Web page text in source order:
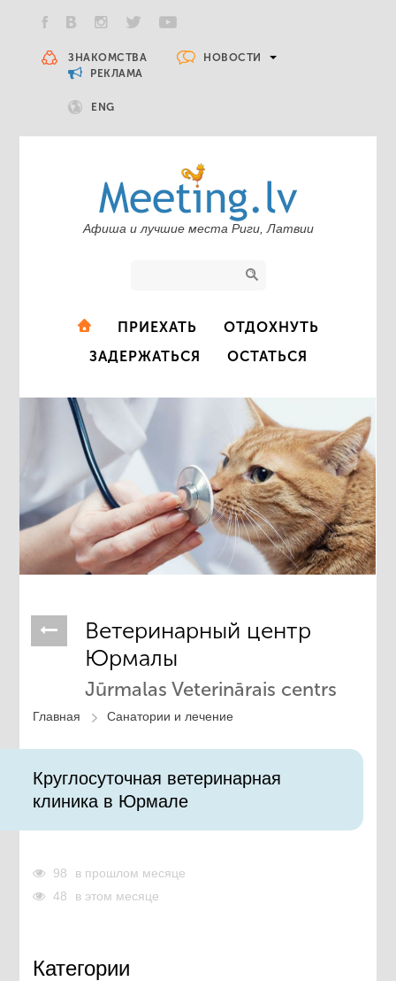
ЗНАКОМСТВА
НОВОСТИ
РЕКЛАМА
ENG
Афиша и лучшие места Риги, Латвии
ПРИЕХАТЬ
ОТДОХНУТЬ
ЗАДЕРЖАТЬСЯ
ОСТАТЬСЯ
Ветеринарный центр
Юрмалы
Jūrmalas Veterinārais centrs
Главная Санатории и лечение
Круглосуточная ветеринарная
клиника в Юрмале
98
в прошлом месяце
48
в этом месяце
Категории